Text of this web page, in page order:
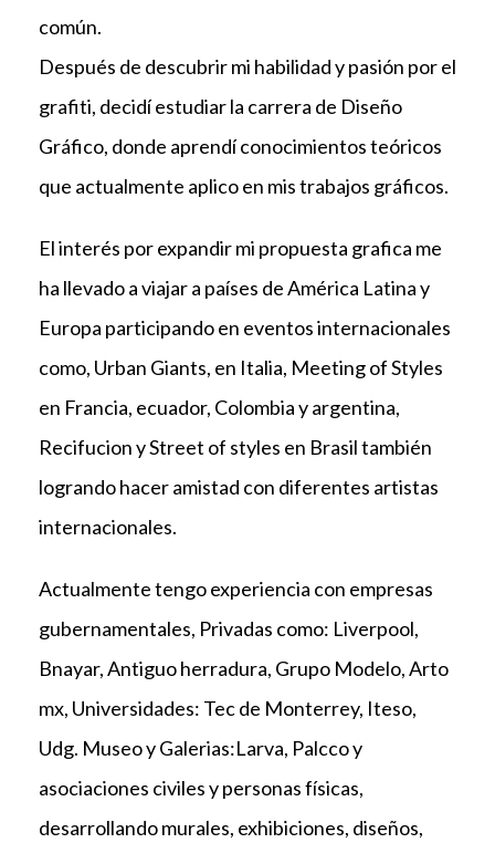
común.
Después de descubrir mi habilidad y pasión por el
grafiti, decidí estudiar la carrera de Diseño
Gráfico, donde aprendí conocimientos teóricos
que actualmente aplico en mis trabajos gráficos.
El interés por expandir mi propuesta grafica me
ha llevado a viajar a países de América Latina y
Europa participando en eventos internacionales
como, Urban Giants, en Italia, Meeting of Styles
en Francia, ecuador, Colombia y argentina,
Recifucion y Street of styles en Brasil también
logrando hacer amistad con diferentes artistas
internacionales.
Actualmente tengo experiencia con empresas
gubernamentales, Privadas como: Liverpool,
Bnayar, Antiguo herradura, Grupo Modelo, Arto
mx, Universidades: Tec de Monterrey, Iteso,
Udg. Museo y Galerias:Larva, Palcco y
asociaciones civiles y personas físicas,
desarrollando murales, exhibiciones, diseños,